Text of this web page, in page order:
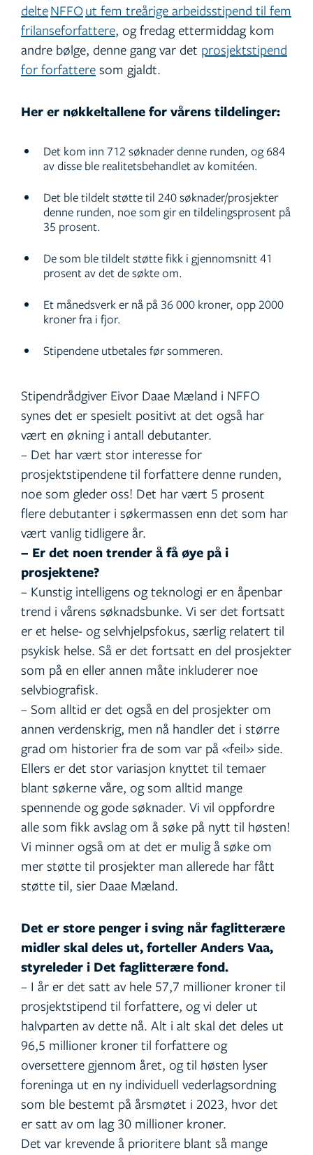
delteNFFOut fem treårige arbeidsstipend til fem
frilanseforfattere, og fredag ettermiddag kom
andre bølge, denne gang var det prosjektstipend
for forfattere som gjaldt.
Her er nøkkeltallene for vårens tildelinger:
Det kom inn 712 søknader denne runden, og 684
av disse ble realitetsbehandlet av komitéen.
Det ble tildelt støtte til 240 søknader/prosjekter
denne runden, noe som gir en tildelingsprosent på
35 prosent.
De som ble tildelt støtte fikk i gjennomsnitt 41
prosent av det de søkte om.
Et månedsverk er nå på 36 000 kroner, opp 2000
kroner fra i fjor.
Stipendene utbetales før sommeren.
Stipendrådgiver Eivor Daae Mæland i NFFO
synes det er spesielt positivt at det også har
vært en økning i antall debutanter.
– Det har vært stor interesse for
prosjektstipendene til forfattere denne runden,
noe som gleder oss! Det har vært 5 prosent
flere debutanter i søkermassen enn det som har
vært vanlig tidligere år.
– Er det noen trender å få øye på i
prosjektene?
– Kunstig intelligens og teknologi er en åpenbar
trend i vårens søknadsbunke. Vi ser det fortsatt
er et helse- og selvhjelpsfokus, særlig relatert til
psykisk helse. Så er det fortsatt en del prosjekter
som på en eller annen måte inkluderer noe
selvbiografisk.
– Som alltid er det også en del prosjekter om
annen verdenskrig, men nå handler det i større
grad om historier fra de som var på «feil» side.
Ellers er det stor variasjon knyttet til temaer
blant søkerne våre, og som alltid mange
spennende og gode søknader. Vi vil oppfordre
alle som fikk avslag om å søke på nytt til høsten!
Vi minner også om at det er mulig å søke om
mer støtte til prosjekter man allerede har fått
støtte til, sier Daae Mæland.
Det er store penger i sving når faglitterære
midler skal deles ut, forteller Anders Vaa,
styreleder i Det faglitterære fond.
– I år er det satt av hele 57,7 millioner kroner til
prosjektstipend til forfattere, og vi deler ut
halvparten av dette nå. Alt i alt skal det deles ut
96,5 millioner kroner til forfattere og
oversettere gjennom året, og til høsten lyser
foreninga ut en ny individuell vederlagsordning
som ble bestemt på årsmøtet i 2023, hvor det
er satt av om lag 30 millioner kroner.
Det var krevende å prioritere blant så mange